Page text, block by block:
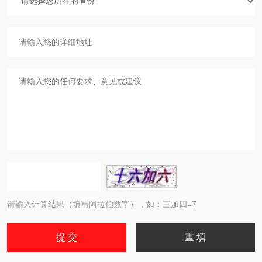
请输入计算结果（填写阿拉伯数字），如：三加四=7